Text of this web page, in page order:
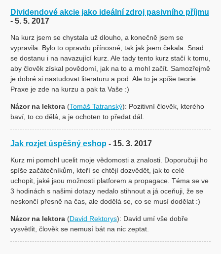
Dividendové akcie jako ideální zdroj pasivního příjmu
- 5. 5. 2017
Na kurz jsem se chystala už dlouho, a konečně jsem se
vypravila. Bylo to opravdu přínosné, tak jak jsem čekala. Snad
se dostanu i na navazující kurz. Ale tady tento kurz stačí k tomu,
aby člověk získal povědomí, jak na to a mohl začít. Samozřejmě
je dobré si nastudovat literaturu a pod. Ale to je spíše teorie.
Praxe je zde na kurzu a pak ta Vaše :)
Názor na lektora(Tomáš Tatranský): Pozitivní člověk, kterého
baví, to co dělá, a je ochoten to předat dál.
Jak rozjet úspěšný eshop - 15. 3. 2017
Kurz mi pomohl ucelit moje vědomosti a znalosti. Doporučuji ho
spíše začátečníkům, kteří se chtějí dozvědět, jak to celé
uchopit, jaké jsou možnosti platforem a propagace. Téma se ve
3 hodinách s našimi dotazy nedalo stihnout a já oceňuji, že se
neskončí přesně na čas, ale dodělá se, co se musí dodělat :)
Názor na lektora(David Rektorys): David umí vše dobře
vysvětlit, člověk se nemusí bát na nic zeptat.